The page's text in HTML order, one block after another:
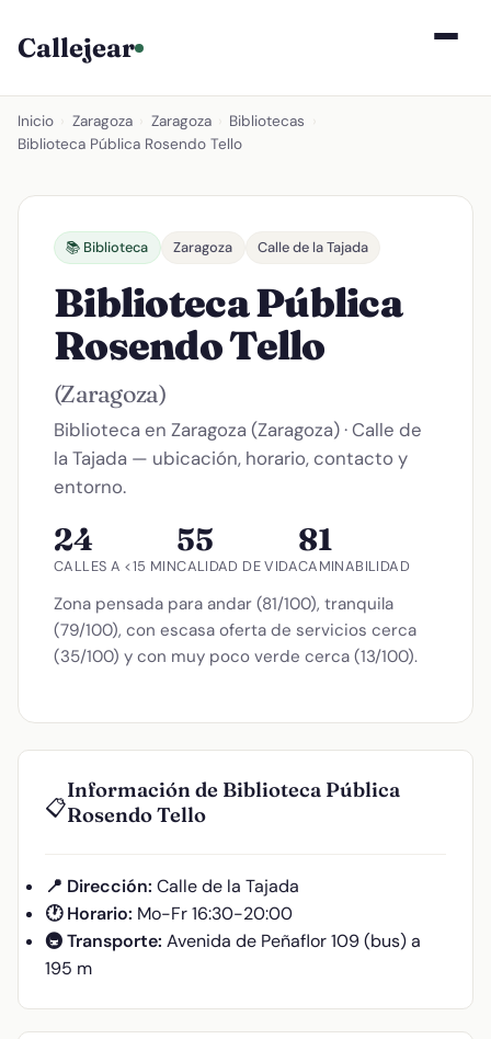
Callejear
Inicio Zaragoza Zaragoza Bibliotecas
Biblioteca Pública Rosendo Tello
📚 Biblioteca Zaragoza Calle de la Tajada
Biblioteca Pública
Rosendo Tello
(Zaragoza)
Biblioteca en Zaragoza (Zaragoza) · Calle de
la Tajada — ubicación, horario, contacto y
entorno.
24
CALLES A <15 MIN
55
CALIDAD DE VIDA
81
CAMINABILIDAD
Zona pensada para andar (81/100), tranquila
(79/100), con escasa oferta de servicios cerca
(35/100) y con muy poco verde cerca (13/100).
📋
Información de Biblioteca Pública
Rosendo Tello
📍 Dirección: Calle de la Tajada
🕐 Horario: Mo-Fr 16:30-20:00
🚇 Transporte: Avenida de Peñaflor 109 (bus) a
195 m